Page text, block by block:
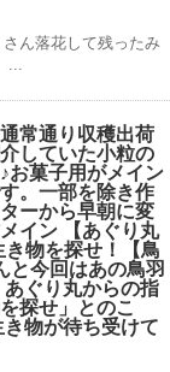
ん落花して残ったみ
常通り収穫出荷
していた小粒の
お菓子用がメイン
。一部を除き作
ーから早朝に変
イン 【あぐり丸
物を探せ！【鳥
と今回はあの鳥羽
ぐり丸からの指
探せ」とのこ
物が待ち受けて